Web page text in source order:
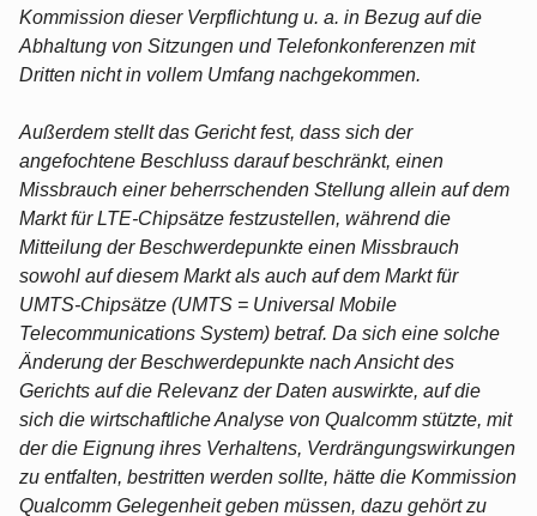
Kommission dieser Verpflichtung u. a. in Bezug auf die
Abhaltung von Sitzungen und Telefonkonferenzen mit
Dritten nicht in vollem Umfang nachgekommen.
Außerdem stellt das Gericht fest, dass sich der
angefochtene Beschluss darauf beschränkt, einen
Missbrauch einer beherrschenden Stellung allein auf dem
Markt für LTE-Chipsätze festzustellen, während die
Mitteilung der Beschwerdepunkte einen Missbrauch
sowohl auf diesem Markt als auch auf dem Markt für
UMTS-Chipsätze (UMTS = Universal Mobile
Telecommunications System) betraf. Da sich eine solche
Änderung der Beschwerdepunkte nach Ansicht des
Gerichts auf die Relevanz der Daten auswirkte, auf die
sich die wirtschaftliche Analyse von Qualcomm stützte, mit
der die Eignung ihres Verhaltens, Verdrängungswirkungen
zu entfalten, bestritten werden sollte, hätte die Kommission
Qualcomm Gelegenheit geben müssen, dazu gehört zu